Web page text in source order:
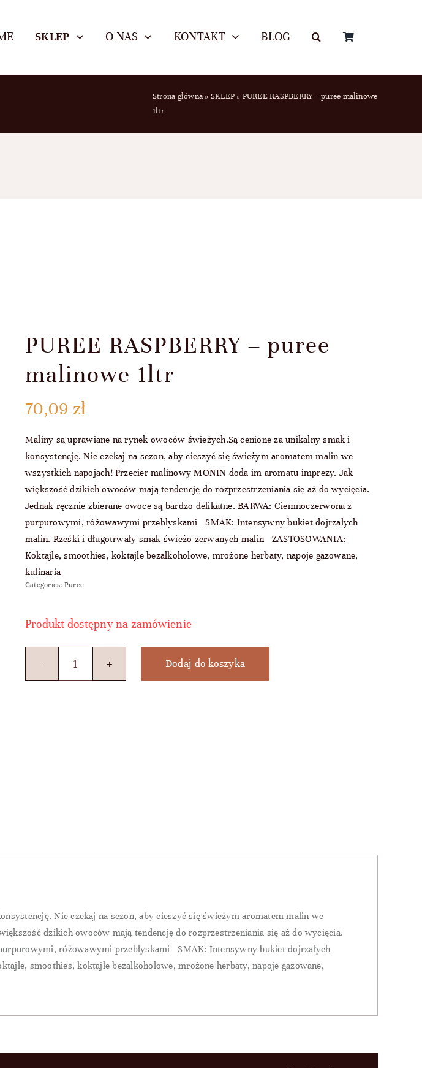
SKLEP O NAS KONTAKT BLOG
Strona główna » SKLEP » PUREE RASPBERRY – puree malinowe
1ltr
PUREE RASPBERRY – puree
malinowe 1ltr
70,09 zł
Maliny są uprawiane na rynek owoców świeżych.Są cenione za unikalny smak i
konsystencję. Nie czekaj na sezon, aby cieszyć się świeżym aromatem malin we
wszystkich napojach! Przecier malinowy MONIN doda im aromatu imprezy. Jak
większość dzikich owoców mają tendencję do rozprzestrzeniania się aż do wycięcia.
Jednak ręcznie zbierane owoce są bardzo delikatne. BARWA: Ciemnoczerwona z
purpurowymi, różowawymi przebłyskami SMAK: Intensywny bukiet dojrzałych
malin. Rześki i długotrwały smak świeżo zerwanych malin ZASTOSOWANIA:
Koktajle, smoothies, koktajle bezalkoholowe, mrożone herbaty, napoje gazowane,
kulinaria
Categories: Puree
Produkt dostępny na zamówienie
Dodaj do koszyka
Nie czekaj na sezon, aby cieszyć się świeżym aromatem malin we
dzikich owoców mają tendencję do rozprzestrzeniania się aż do wycięcia.
różowawymi przebłyskami SMAK: Intensywny bukiet dojrzałych
smoothies, koktajle bezalkoholowe, mrożone herbaty, napoje gazowane,